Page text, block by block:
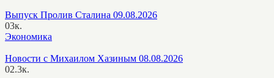
Выпуск Пролив Сталина 09.08.2026
03к.
Экономика
Новости с Михаилом Хазиным 08.08.2026
02.3к.